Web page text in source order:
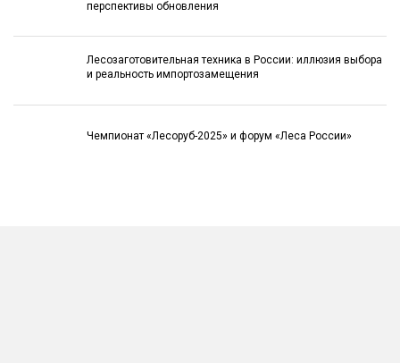
перспективы обновления
Лесозаготовительная техника в России: иллюзия выбора
и реальность импортозамещения
Чемпионат «Лесоруб-2025» и форум «Леса России»